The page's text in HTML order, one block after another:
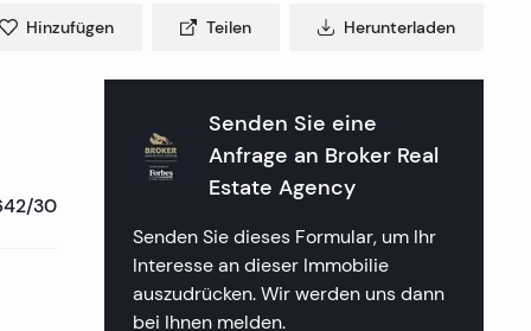
Immobilien
in Split
in Dubrovnik
in Rogoznica
in Primosten
in Opatija
in Crikvenica
Verkauf in Kroatien
in Kroatien
ein externer Mitarbeiter
Fragen
30
Hinzufügen Teilen Herunterladen
Senden Sie eine
Anfrage an Broker Real
Estate Agency
Senden Sie dieses Formular, um Ihr
Interesse an dieser Immobilie
auszudrücken. Wir werden uns dann
bei Ihnen melden.